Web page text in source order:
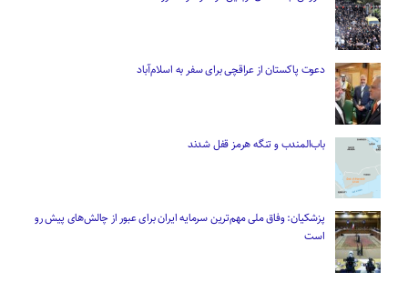
دعوت پاکستان از عراقچی برای سفر به اسلام‌آباد
باب‌المندب و تنگه هرمز قفل شدند
پزشکیان: وفاق ملی مهم‌ترین سرمایه ایران برای عبور از چالش‌های پیش رو
است